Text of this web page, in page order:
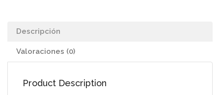
Descripción
Valoraciones (0)
Product Description